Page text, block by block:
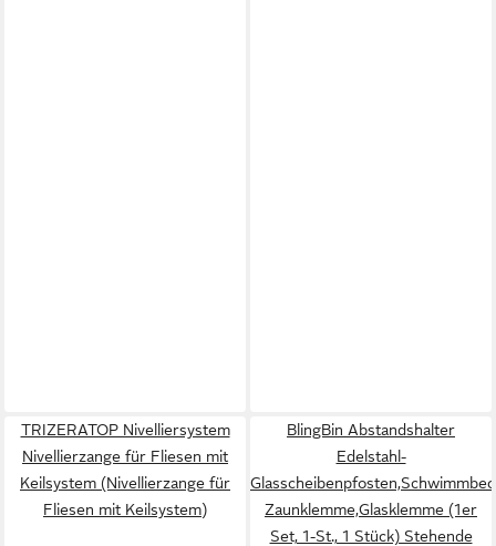
TRIZERATOP Nivelliersystem
Nivellierzange für Fliesen mit
Keilsystem (Nivellierzange für
Fliesen mit Keilsystem)
BlingBin Abstandshalter
Edelstahl-
Zaunklemme,Glasklemme (1er
Set, 1-St., 1 Stück) Stehende